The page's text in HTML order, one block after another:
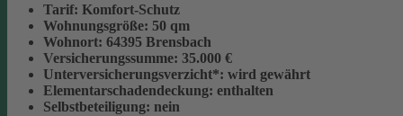
Tarif: Komfort-Schutz
Wohnungsgröße: 50 qm
Wohnort: 64395 Brensbach
Versicherungssumme: 35.000 €
Unterversicherungsverzicht*: wird gewährt
Elementarschadendeckung: enthalten
Selbstbeteiligung: nein